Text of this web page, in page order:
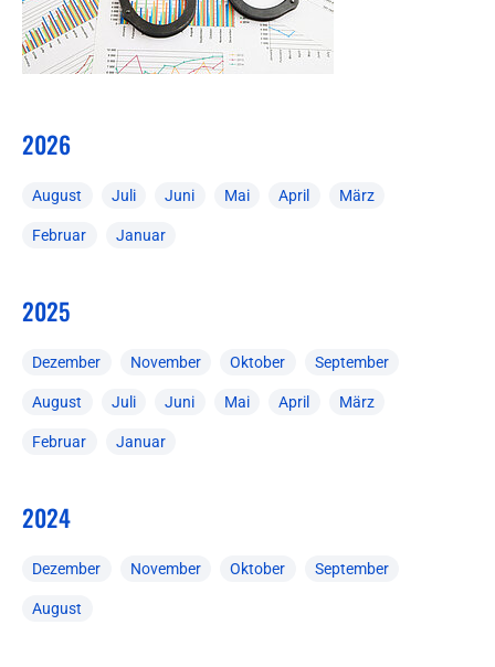
2026
August Juli Juni Mai April März
Februar Januar
2025
Dezember November Oktober September
August Juli Juni Mai April März
Februar Januar
2024
Dezember November Oktober September
August